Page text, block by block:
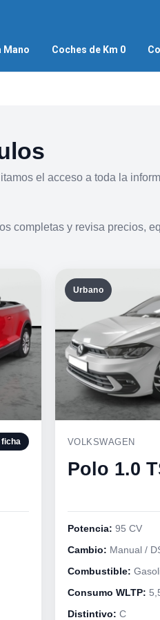
Mano Coches de Km 0
el acceso a toda la
completas y revisa precios,
ficha
Urbano
VOLKSWAGEN
Polo 1.0
Potencia: 95 CV
Cambio: Manual /
Combustible:
Consumo WLTP:
Distintivo: C